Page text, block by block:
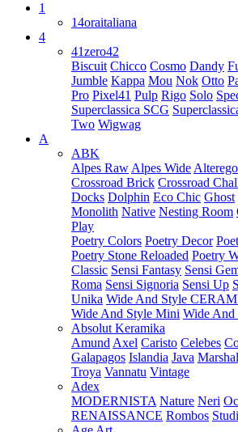
1
14oraitaliana
4
41zero42
Biscuit Chicco Cosmo Dandy
Jumble Kappa Mou Nok Otto
Pro Pixel41 Pulp Rigo Solo
Superclassica SCG
Two Wigwag
A
ABK
Alpes Raw Alpes Wide Alterego
Crossroad Brick Crossroad
Docks Dolphin Eco Chic Ghost
Monolith Native Nesting Room
Play
Poetry Colors Poetry Decor
Poetry Stone Reloaded Poetry
Classic Sensi Fantasy Sensi
Roma Sensi Signoria Sensi Up
Unika Wide And Style
Wide And Style Mini Wide
Absolut Keramika
Amund Axel Caristo Celebes
Galapagos Islandia Java
Troya Vannatu Vintage
Adex
MODERNISTA Nature Neri
RENAISSANCE Rombos